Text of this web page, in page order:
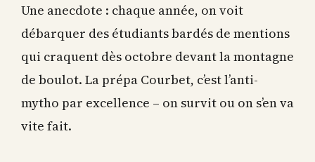
Une anecdote : chaque année, on voit
débarquer des étudiants bardés de mentions
qui craquent dès octobre devant la montagne
de boulot. La prépa Courbet, c’est l’anti-
mytho par excellence – on survit ou on s’en va
vite fait.